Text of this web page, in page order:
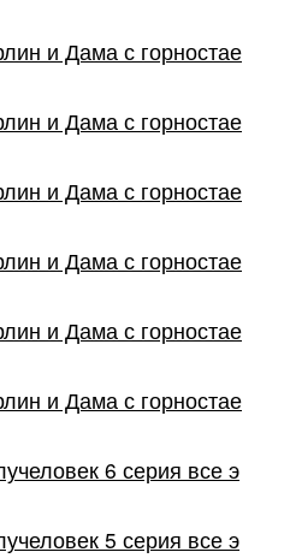
и Дама с горностае
и Дама с горностае
и Дама с горностае
и Дама с горностае
и Дама с горностае
и Дама с горностае
6 серия все э
5 серия все э